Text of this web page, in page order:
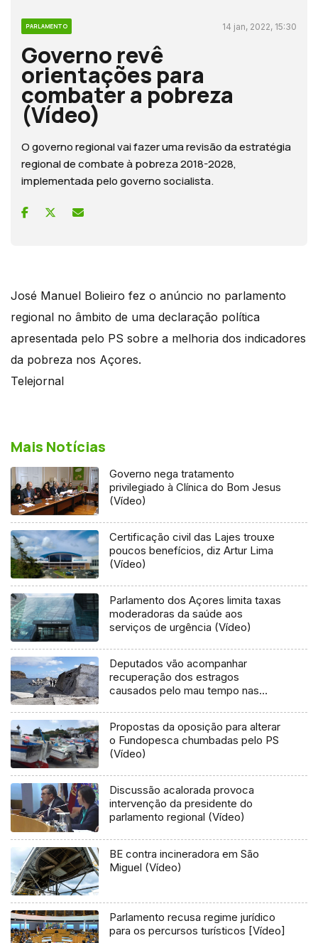
PARLAMENTO 14 jan, 2022, 15:30
Governo revê
orientações para
combater a pobreza
(Vídeo)
O governo regional vai fazer uma revisão da estratégia
regional de combate à pobreza 2018-2028,
implementada pelo governo socialista.
José Manuel Bolieiro fez o anúncio no parlamento
regional no âmbito de uma declaração política
apresentada pelo PS sobre a melhoria dos indicadores
da pobreza nos Açores.
Telejornal
Mais Notícias
Governo nega tratamento
privilegiado à Clínica do Bom Jesus
(Vídeo)
Certificação civil das Lajes trouxe
poucos benefícios, diz Artur Lima
(Vídeo)
Parlamento dos Açores limita taxas
moderadoras da saúde aos
serviços de urgência (Vídeo)
Deputados vão acompanhar
recuperação dos estragos
causados pelo mau tempo nas
Propostas da oposição para alterar
o Fundopesca chumbadas pelo PS
(Vídeo)
Discussão acalorada provoca
intervenção da presidente do
parlamento regional (Vídeo)
BE contra incineradora em São
Miguel (Vídeo)
Parlamento recusa regime jurídico
para os percursos turísticos [Vídeo]